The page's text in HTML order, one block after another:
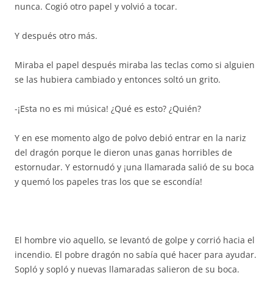
nunca. Cogió otro papel y volvió a tocar.
Y después otro más.
Miraba el papel después miraba las teclas como si alguien
se las hubiera cambiado y entonces soltó un grito.
-¡Esta no es mi música! ¿Qué es esto? ¿Quién?
Y en ese momento algo de polvo debió entrar en la nariz
del dragón porque le dieron unas ganas horribles de
estornudar. Y estornudó y ¡una llamarada salió de su boca
y quemó los papeles tras los que se escondía!
El hombre vio aquello, se levantó de golpe y corrió hacia el
incendio. El pobre dragón no sabía qué hacer para ayudar.
Sopló y sopló y nuevas llamaradas salieron de su boca.